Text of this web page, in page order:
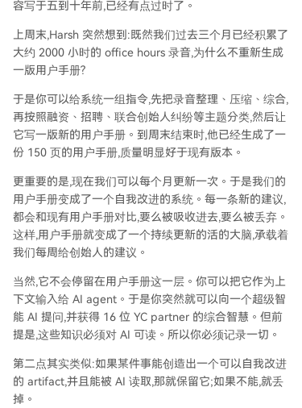
容写于五到十年前,已经有点过时了。
上周末,Harsh 突然想到:既然我们过去三个月已经积累了
大约 2000 小时的 office hours 录音,为什么不重新生成
一版用户手册?
于是你可以给系统一组指令,先把录音整理、压缩、综合,
再按照融资、招聘、联合创始人纠纷等主题分类,然后让
它写一版新的用户手册。到周末结束时,他已经生成了一
份 150 页的用户手册,质量明显好于现有版本。
更重要的是,现在我们可以每个月更新一次。于是我们的
用户手册变成了一个自我改进的系统。每一条新的建议,
都会和现有用户手册对比,要么被吸收进去,要么被丢弃。
这样,用户手册就变成了一个持续更新的活的大脑,承载着
我们每周给创始人的建议。
当然,它不会停留在用户手册这一层。你可以把它作为上
下文输入给 AI agent。于是你突然就可以向一个超级智
能 AI 提问,并获得 16 位 YC partner 的综合智慧。但前
提是,这些知识必须对 AI 可读。所以你必须记录一切。
第二点其实类似:如果某件事能创造出一个可以自我改进
的 artifact,并且能被 AI 读取,那就保留它;如果不能,就丢
掉。